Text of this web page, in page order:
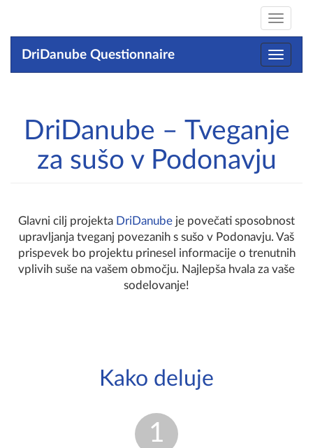
Toggle
Toggle
DriDanube Questionnaire
DriDanube – Tveganje
za sušo v Podonavju
Glavni cilj projekta DriDanube je povečati sposobnost
upravljanja tveganj povezanih s sušo v Podonavju. Vaš
prispevek bo projektu prinesel informacije o trenutnih
vplivih suše na vašem območju. Najlepša hvala za vaše
sodelovanje!
Kako deluje
1